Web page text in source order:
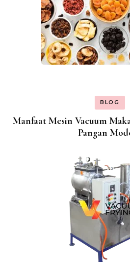
BLOG
Manfaat Mesin Vacuum
Pangan